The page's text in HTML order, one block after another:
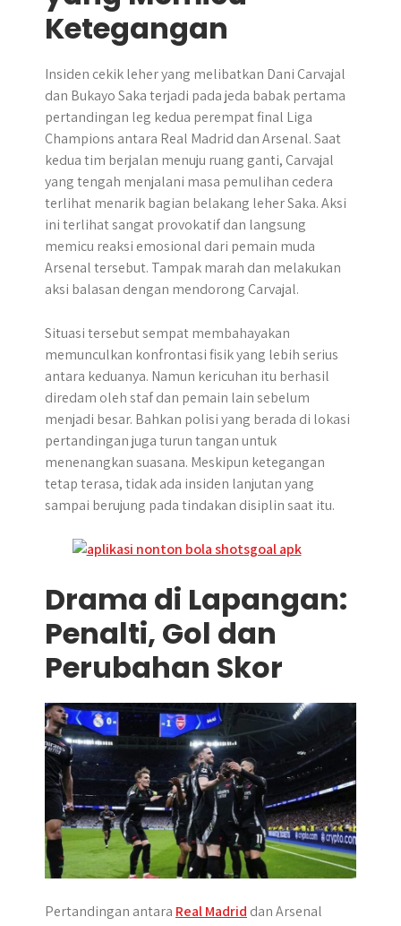
Ketegangan
Insiden cekik leher yang melibatkan Dani Carvajal
dan Bukayo Saka terjadi pada jeda babak pertama
pertandingan leg kedua perempat final Liga
Champions antara Real Madrid dan Arsenal. Saat
kedua tim berjalan menuju ruang ganti, Carvajal
yang tengah menjalani masa pemulihan cedera
terlihat menarik bagian belakang leher Saka. Aksi
ini terlihat sangat provokatif dan langsung
memicu reaksi emosional dari pemain muda
Arsenal tersebut. Tampak marah dan melakukan
aksi balasan dengan mendorong Carvajal.
Situasi tersebut sempat membahayakan
memunculkan konfrontasi fisik yang lebih serius
antara keduanya. Namun kericuhan itu berhasil
diredam oleh staf dan pemain lain sebelum
menjadi besar. Bahkan polisi yang berada di lokasi
pertandingan juga turun tangan untuk
menenangkan suasana. Meskipun ketegangan
tetap terasa, tidak ada insiden lanjutan yang
sampai berujung pada tindakan disiplin saat itu.
Drama di Lapangan:
Penalti, Gol dan
Perubahan Skor
Pertandingan antara Real Madrid dan Arsenal